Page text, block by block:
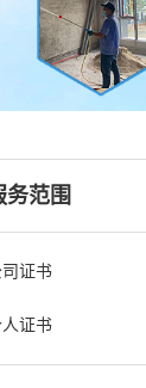
务范围
司证书
证书